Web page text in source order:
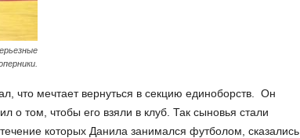
что мечтает вернуться в секцию единоборств. Он
о том, чтобы его взяли в клуб. Так сыновья стали
которых Данила занимался футболом, сказались